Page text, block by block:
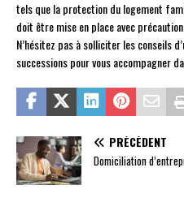
tels que la protection du logement
doit être mise en place avec
N’hésitez pas à solliciter les conseils
successions pour vous accompagner
PRÉCÉDENT
Domiciliation